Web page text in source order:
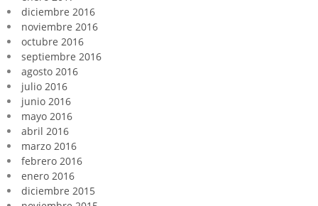
diciembre 2016
noviembre 2016
octubre 2016
septiembre 2016
agosto 2016
julio 2016
junio 2016
mayo 2016
abril 2016
marzo 2016
febrero 2016
enero 2016
diciembre 2015